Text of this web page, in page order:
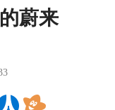
蔚来